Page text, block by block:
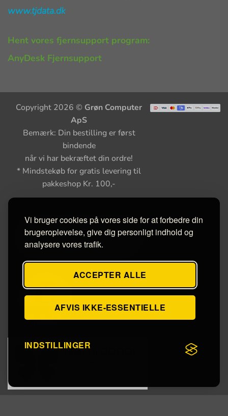
Vi bruger cookies på vores side for at forbedre din
brugeroplevelse, give dig personligt indhold og
analysere vores trafik.
ACCEPTER ALLE
AFVIS IKKE-ESSENTIELLE
INDSTILLINGER
www.tjdata.dk
Hent vores fjernsupport program:
AnyDesk Fjernsupport
Copyright 2026 © Grøn Computer
ApS
Bemærk: Din bestilling er først
bindende
når vi har bekræftet din ordre!
* Mindstekøb for gratis levering til
pakkeshop Kr. 100,-